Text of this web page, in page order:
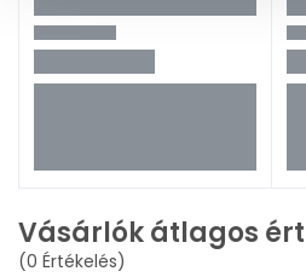
Vásárlók átlagos
(0 Értékelés)